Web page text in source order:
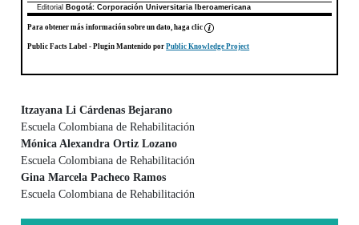
Editorial
Bogotá: Corporación Universitaria Iberoamericana
Para obtener más información sobre un dato, haga clic
Public Facts Label - Plugin Mantenido porPublic Knowledge Project
Contenido principal del artículo
Itzayana Li Cárdenas Bejarano
Escuela Colombiana de Rehabilitación
Mónica Alexandra Ortiz Lozano
Escuela Colombiana de Rehabilitación
Gina Marcela Pacheco Ramos
Escuela Colombiana de Rehabilitación